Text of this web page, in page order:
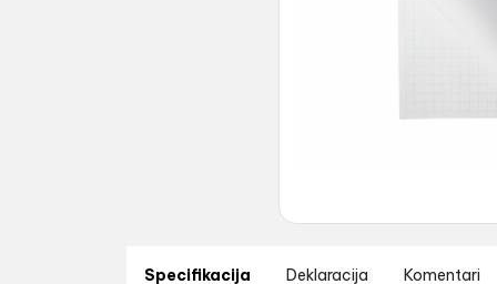
Specifikacija Deklaracija Komentari